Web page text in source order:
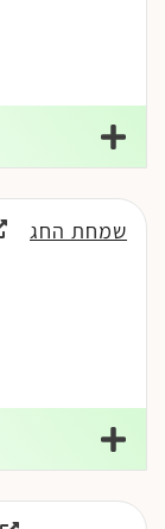
שמחת החג